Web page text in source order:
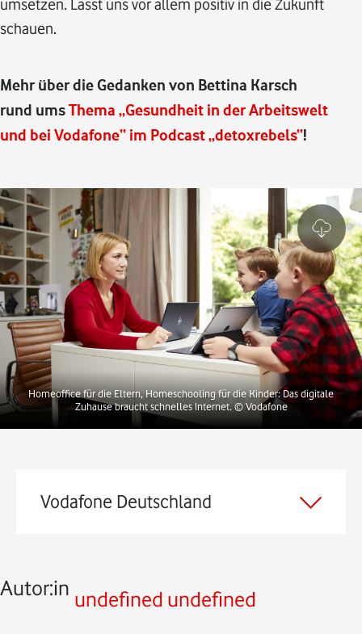
umsetzen. Lasst uns vor allem positiv in die Zukunft
schauen.
Mehr über die Gedanken von Bettina Karsch
rund umsThema „Gesundheit in der Arbeitswelt
und bei Vodafone“ im Podcast „detoxrebels“!
Homeoffice für die Eltern, Homeschooling für die Kinder: Das digitale
Zuhause braucht schnelles Internet.© Vodafone
Vodafone Deutschland
Autor:in undefined undefined